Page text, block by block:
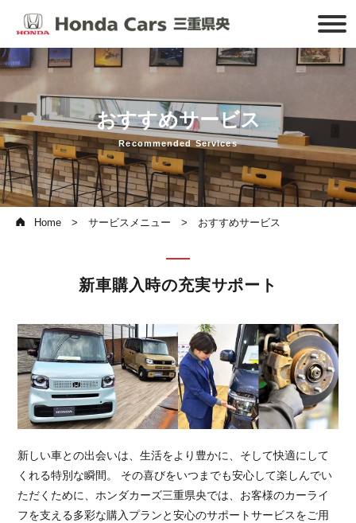
おすすめサービス
Recommended Services
Home サービスメニュー おすすめサービス
新車購入時の充実サポート
新しい車との出会いは、生活をより豊かに、そして快適にして
くれる特別な瞬間。 その喜びをいつまでも安心して楽しんでい
ただくために、ホンダカーズ三重県央では、お客様のカーライ
フを支える多彩な購入プランと安心のサポートサービスをご用